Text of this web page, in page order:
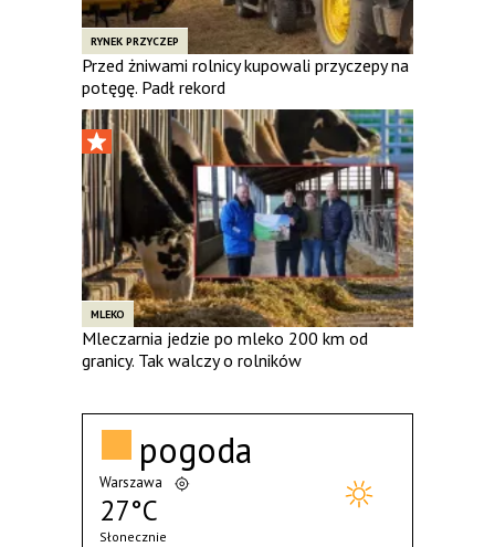
RYNEK PRZYCZEP
Przed żniwami rolnicy kupowali przyczepy na
potęgę. Padł rekord
MLEKO
Mleczarnia jedzie po mleko 200 km od
granicy. Tak walczy o rolników
pogoda
Warszawa
27°C
Słonecznie